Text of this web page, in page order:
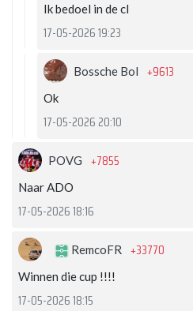
Ik bedoel in de cl
17-05-2026 19:23
Bossche Bol +9613
Ok
17-05-2026 20:10
POVG +7855
Naar ADO
17-05-2026 18:16
RemcoFR +33770
Winnen die cup !!!!
17-05-2026 18:15